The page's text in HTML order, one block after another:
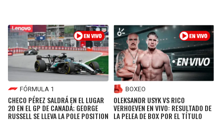
FÓRMULA 1
CHECO PÉREZ SALDRÁ EN EL LUGAR
20 EN EL GP DE CANADÁ; GEORGE
RUSSELL SE LLEVA LA POLE POSITION
BOXEO
OLEKSANDR USYK VS RICO
VERHOEVEN EN VIVO: RESULTADO DE
LA PELEA DE BOX POR EL TÍTULO